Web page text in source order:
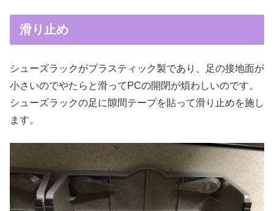
滑り止め
シューズラックがプラスティック製であり、足の接地面が
小さいのでやたらと滑ってPCの開閉が煩わしいのです。
シューズラックの足に隙間テープを貼って滑り止めを施し
ます。